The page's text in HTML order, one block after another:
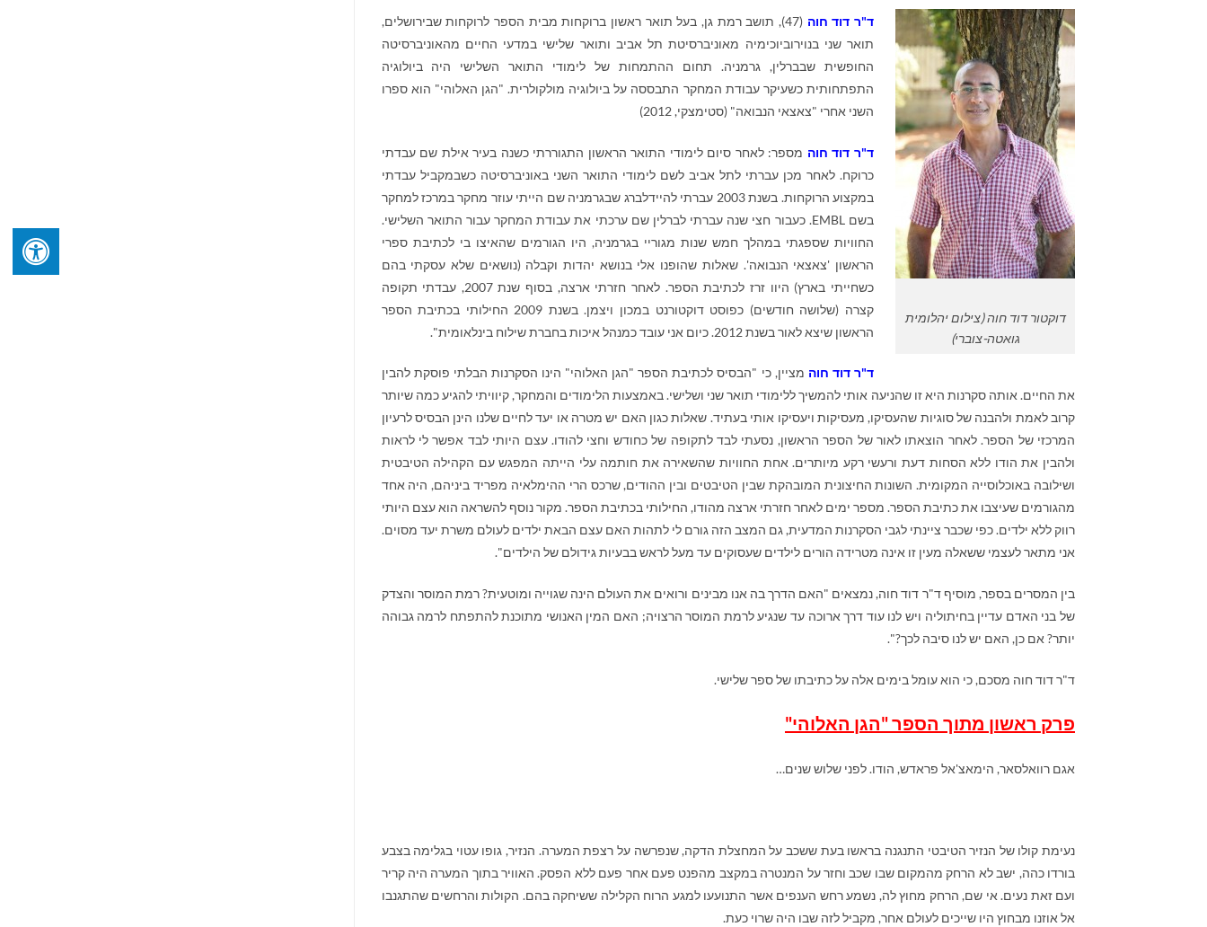
דוקטור דוד חוה (צילום יהלומית
גואטה-צוברי)
ד"ר דוד חוה
(47), תושב רמת גן, בעל תואר ראשון ברוקחות מבית הספר לרוקחות שבירושלים,
תואר שני בנוירוביוכימיה מאוניברסיטת תל אביב ותואר שלישי במדעי החיים מהאוניברסיטה
החופשית שבברלין, גרמניה. תחום ההתמחות של לימודי התואר השלישי היה ביולוגיה
התפתחותית כשעיקר עבודת המחקר התבססה על ביולוגיה מולקולרית. "הגן האלוהי" הוא ספרו
השני אחרי "צאצאי הנבואה" (סטימצקי, 2012)
ד"ר דוד חוה מספר: לאחר סיום לימודי התואר הראשון התגוררתי כשנה בעיר אילת שם עבדתי
כרוקח. לאחר מכן עברתי לתל אביב לשם לימודי התואר השני באוניברסיטה כשבמקביל עבדתי
במקצוע הרוקחות. בשנת 2003 עברתי להיידלברג שבגרמניה שם הייתי עוזר מחקר במרכז למחקר
בשם EMBL. כעבור חצי שנה עברתי לברלין שם ערכתי את עבודת המחקר עבור התואר השלישי.
החוויות שספגתי במהלך חמש שנות מגוריי בגרמניה, היו הגורמים שהאיצו בי לכתיבת ספרי
הראשון 'צאצאי הנבואה'. שאלות שהופנו אלי בנושא יהדות וקבלה (נושאים שלא עסקתי בהם
כשחייתי בארץ) היוו זרז לכתיבת הספר. לאחר חזרתי ארצה, בסוף שנת 2007, עבדתי תקופה
קצרה (שלושה חודשים) כפוסט דוקטורנט במכון ויצמן. בשנת 2009 החילותי בכתיבת הספר
הראשון שיצא לאור בשנת 2012. כיום אני עובד כמנהל איכות בחברת שילוח בינלאומית".
ד"ר דוד חוה מציין, כי "הבסיס לכתיבת הספר "הגן האלוהי" הינו הסקרנות הבלתי פוסקת להבין
את החיים. אותה סקרנות היא זו שהניעה אותי להמשיך ללימודי תואר שני ושלישי. באמצעות הלימודים והמחקר, קיוויתי להגיע כמה שיותר
קרוב לאמת ולהבנה של סוגיות שהעסיקו, מעסיקות ויעסיקו אותי בעתיד. שאלות כגון האם יש מטרה או יעד לחיים שלנו הינן הבסיס לרעיון
המרכזי של הספר. לאחר הוצאתו לאור של הספר הראשון, נסעתי לבד לתקופה של כחודש וחצי להודו. עצם היותי לבד אפשר לי לראות
ולהבין את הודו ללא הסחות דעת ורעשי רקע מיותרים. אחת החוויות שהשאירה את חותמה עלי הייתה המפגש עם הקהילה הטיבטית
ושילובה באוכלוסייה המקומית. השונות החיצונית המובהקת שבין הטיבטים ובין ההודים, שרכס הרי ההימלאיה מפריד ביניהם, היה אחד
מהגורמים שעיצבו את כתיבת הספר. מספר ימים לאחר חזרתי ארצה מהודו, החילותי בכתיבת הספר. מקור נוסף להשראה הוא עצם היותי
רווק ללא ילדים. כפי שכבר ציינתי לגבי הסקרנות המדעית, גם המצב הזה גורם לי לתהות האם עצם הבאת ילדים לעולם משרת יעד מסוים.
אני מתאר לעצמי ששאלה מעין זו אינה מטרידה הורים לילדים שעסוקים עד מעל לראש בבעיות גידולם של הילדים".
בין המסרים בספר, מוסיף ד"ר דוד חוה, נמצאים "האם הדרך בה אנו מבינים ורואים את העולם הינה שגוייה ומוטעית? רמת המוסר והצדק
של בני האדם עדיין בחיתוליה ויש לנו עוד דרך ארוכה עד שנגיע לרמת המוסר הרצויה; האם המין האנושי מתוכנת להתפתח לרמה גבוהה
יותר? אם כן, האם יש לנו סיבה לכך?".
ד"ר דוד חוה מסכם, כי הוא עומל בימים אלה על כתיבתו של ספר שלישי.
פרק ראשון מתוך הספר "הגן האלוהי"
אגם רוואלסאר, הימאצ'אל פראדש, הודו. לפני שלוש שנים…
נעימת קולו של הנזיר הטיבטי התנגנה בראשו בעת ששכב על המחצלת הדקה, שנפרשה על רצפת המערה. הנזיר, גופו עטוי בגלימה בצבע
בורדו כהה, ישב לא הרחק מהמקום שבו שכב וחזר על המנטרה במקצב מהפנט פעם אחר פעם ללא הפסק. האוויר בתוך המערה היה קריר
ועם זאת נעים. אי שם, הרחק מחוץ לה, נשמע רחש הענפים אשר התנועעו למגע הרוח הקלילה ששיחקה בהם. הקולות והרחשים שהתגנבו
אל אוזנו מבחוץ היו שייכים לעולם אחר, מקביל לזה שבו היה שרוי כעת.